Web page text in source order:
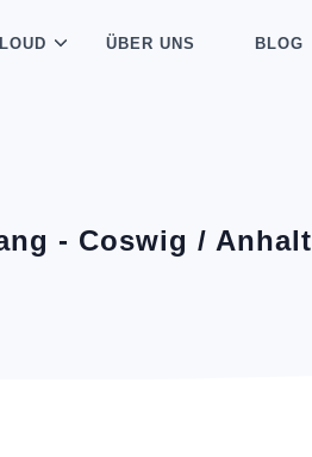
ÜBER UNS BLOG
- Coswig / Anhalt